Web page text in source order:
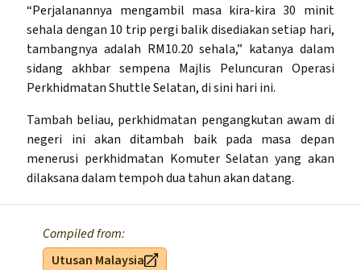
“Perjalanannya mengambil masa kira-kira 30 minit
sehala dengan 10 trip pergi balik disediakan setiap hari,
tambangnya adalah RM10.20 sehala,” katanya dalam
sidang akhbar sempena Majlis Peluncuran Operasi
Perkhidmatan Shuttle Selatan, di sini hari ini.
Tambah beliau, perkhidmatan pengangkutan awam di
negeri ini akan ditambah baik pada masa depan
menerusi perkhidmatan Komuter Selatan yang akan
dilaksana dalam tempoh dua tahun akan datang.
Compiled from:
Utusan Malaysia